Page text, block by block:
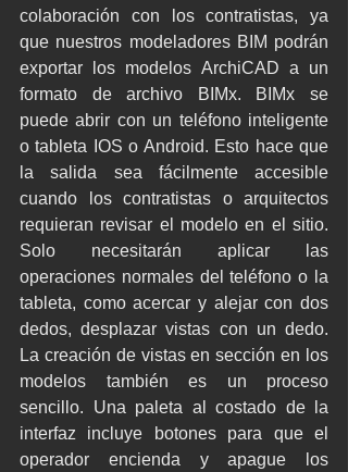
colaboración con los contratistas, ya
que nuestros modeladores BIM podrán
exportar los modelos ArchiCAD a un
formato de archivo BIMx. BIMx se
puede abrir con un teléfono inteligente
o tableta IOS o Android. Esto hace que
la salida sea fácilmente accesible
cuando los contratistas o arquitectos
requieran revisar el modelo en el sitio.
Solo necesitarán aplicar las
operaciones normales del teléfono o la
tableta, como acercar y alejar con dos
dedos, desplazar vistas con un dedo.
La creación de vistas en sección en los
modelos también es un proceso
sencillo. Una paleta al costado de la
interfaz incluye botones para que el
operador encienda y apague los